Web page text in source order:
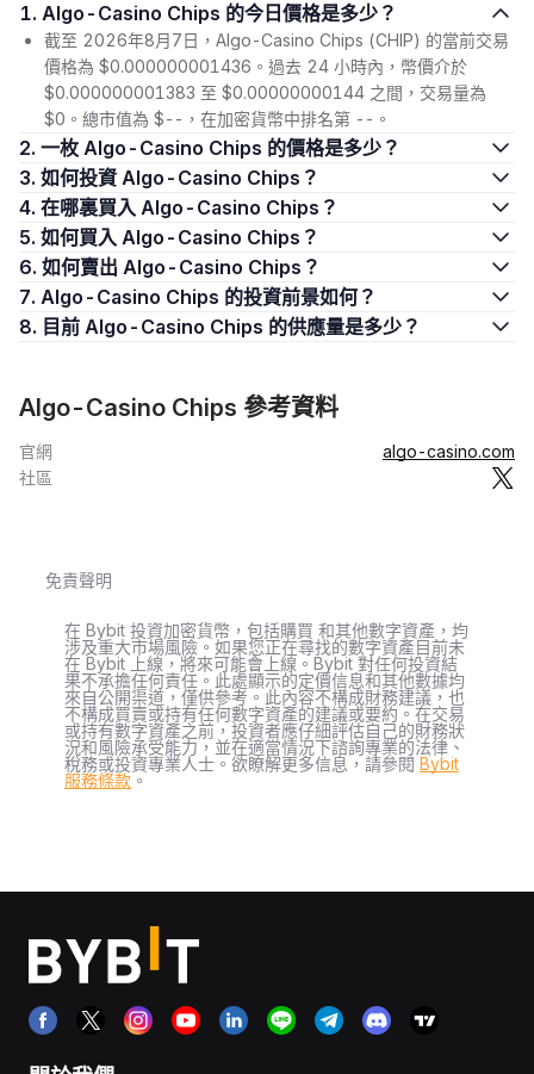
1. Algo-Casino Chips 的今日價格是多少？
截至 2026年8月7日，Algo-Casino Chips (CHIP) 的當前交易
價格為 $0.000000001436。過去 24 小時內，幣價介於
$0.000000001383 至 $0.00000000144 之間，交易量為
$0。總市值為 $--，在加密貨幣中排名第 --。
2. 一枚 Algo-Casino Chips 的價格是多少？
3. 如何投資 Algo-Casino Chips？
4. 在哪裏買入 Algo-Casino Chips？
5. 如何買入 Algo-Casino Chips？
6. 如何賣出 Algo-Casino Chips？
7. Algo-Casino Chips 的投資前景如何？
8. 目前 Algo-Casino Chips 的供應量是多少？
Algo-Casino Chips 參考資料
官網
algo-casino.com
社區
免責聲明
在 Bybit 投資加密貨幣，包括購買 和其他數字資產，均
涉及重大市場風險。如果您正在尋找的數字資產目前未
在 Bybit 上線，將來可能會上線。Bybit 對任何投資結
果不承擔任何責任。此處顯示的定價信息和其他數據均
來自公開渠道，僅供參考。此內容不構成財務建議，也
不構成買賣或持有任何數字資產的建議或要約。在交易
或持有數字資產之前，投資者應仔細評估自己的財務狀
況和風險承受能力，並在適當情況下諮詢專業的法律、
稅務或投資專業人士。欲瞭解更多信息，請參閱 Bybit
服務條款 。